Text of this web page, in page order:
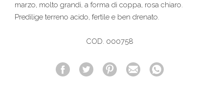
marzo, molto grandi, a forma di coppa, rosa chiaro.
Predilige terreno acido, fertile e ben drenato.
COD. 000758